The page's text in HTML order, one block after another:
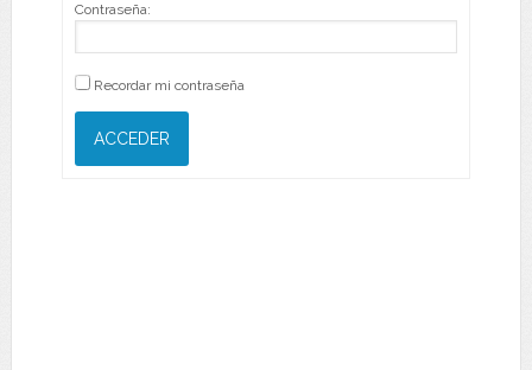
Contraseña:
Recordar mi contraseña
ACCEDER